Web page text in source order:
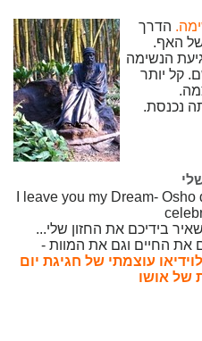
הדרך
האף.
הנשימה
קל יותר
נכנסת.
I leave you my Dream- Osho
בידיכם את החזון שלי...
את החיים וגם את המוות -
עוצמתי של חגיגת יום
של אושו